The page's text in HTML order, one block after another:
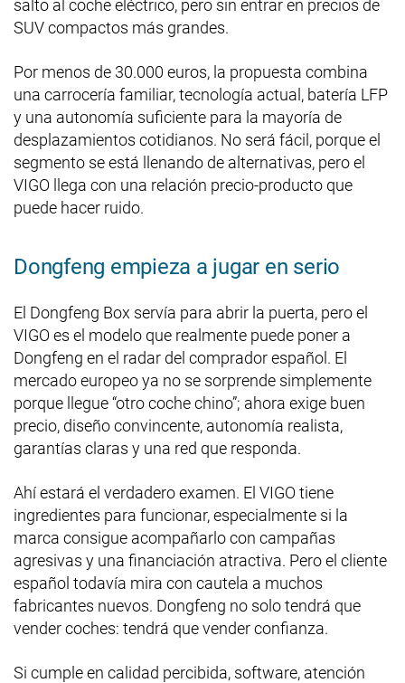
salto al coche eléctrico, pero sin entrar en precios de
SUV compactos más grandes.
Por menos de 30.000 euros, la propuesta combina
una carrocería familiar, tecnología actual, batería LFP
y una autonomía suficiente para la mayoría de
desplazamientos cotidianos. No será fácil, porque el
segmento se está llenando de alternativas, pero el
VIGO llega con una relación precio-producto que
puede hacer ruido.
Dongfeng empieza a jugar en serio
El Dongfeng Box servía para abrir la puerta, pero el
VIGO es el modelo que realmente puede poner a
Dongfeng en el radar del comprador español. El
mercado europeo ya no se sorprende simplemente
porque llegue “otro coche chino”; ahora exige buen
precio, diseño convincente, autonomía realista,
garantías claras y una red que responda.
Ahí estará el verdadero examen. El VIGO tiene
ingredientes para funcionar, especialmente si la
marca consigue acompañarlo con campañas
agresivas y una financiación atractiva. Pero el cliente
español todavía mira con cautela a muchos
fabricantes nuevos. Dongfeng no solo tendrá que
vender coches: tendrá que vender confianza.
Si cumple en calidad percibida, software, atención